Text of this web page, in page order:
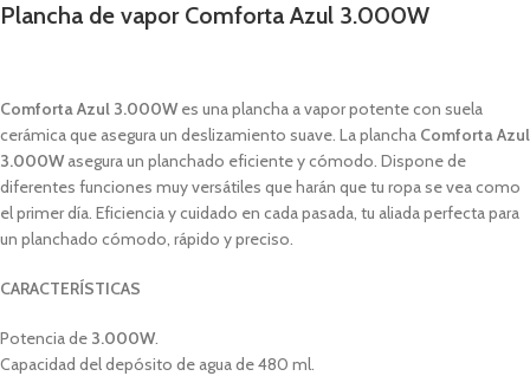
Plancha de vapor Comforta Azul 3.000W
Comforta Azul 3.000Wes una plancha a vapor potente con suela
cerámica que asegura un deslizamiento suave. La plancha Comforta Azul
3.000Wasegura un planchado eficiente y cómodo. Dispone de
diferentes funciones muy versátiles que harán que tu ropa se vea como
el primer día. Eficiencia y cuidado en cada pasada, tu aliada perfecta para
un planchado cómodo, rápido y preciso.
CARACTERÍSTICAS
Potencia de 3.000W.
Capacidad del depósito de agua de 480 ml.